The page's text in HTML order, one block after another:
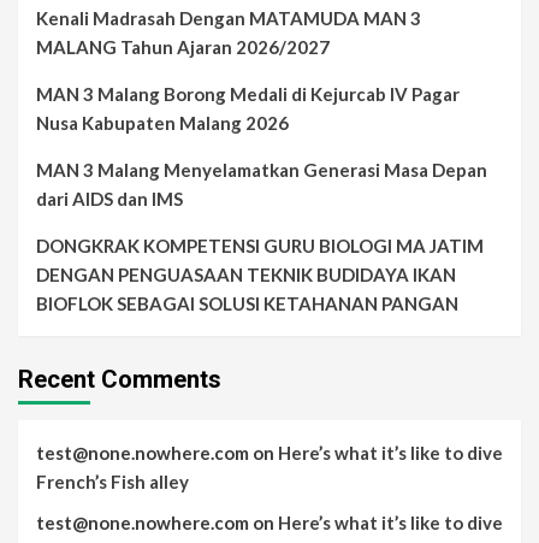
Kenali Madrasah Dengan MATAMUDA MAN 3
MALANG Tahun Ajaran 2026/2027
MAN 3 Malang Borong Medali di Kejurcab IV Pagar
Nusa Kabupaten Malang 2026
MAN 3 Malang Menyelamatkan Generasi Masa Depan
dari AIDS dan IMS
DONGKRAK KOMPETENSI GURU BIOLOGI MA JATIM
DENGAN PENGUASAAN TEKNIK BUDIDAYA IKAN
BIOFLOK SEBAGAI SOLUSI KETAHANAN PANGAN
Recent Comments
test@none.nowhere.com on Here’s what it’s like to dive
French’s Fish alley
test@none.nowhere.com on Here’s what it’s like to dive